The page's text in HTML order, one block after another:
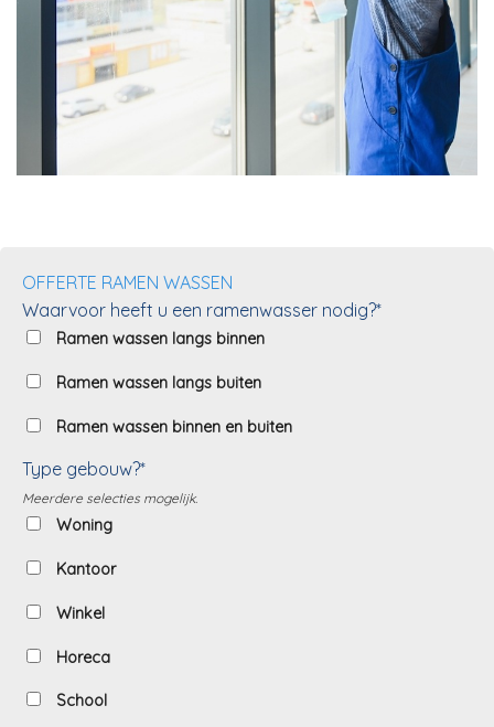
OFFERTE RAMEN WASSEN
Waarvoor heeft u een ramenwasser nodig?*
Ramen wassen langs binnen
Ramen wassen langs buiten
Ramen wassen binnen en buiten
Type gebouw?*
Meerdere selecties mogelijk.
Woning
Kantoor
Winkel
Horeca
School